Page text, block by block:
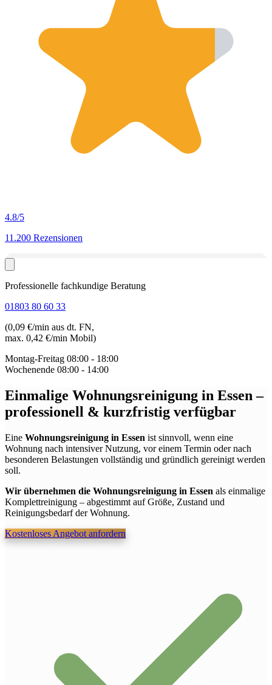
4.8/5
11.200 Rezensionen
Professionelle fachkundige Beratung
01803 80 60 33
(0,09 €/min aus dt. FN,
max. 0,42 €/min Mobil)
Montag-Freitag 08:00 - 18:00
Wochenende 08:00 - 14:00
Einmalige Wohnungsreinigung in Essen–
professionell & kurzfristig verfügbar
Eine Wohnungsreinigung in Essen ist sinnvoll, wenn eine
Wohnung nach intensiver Nutzung, vor einem Termin oder nach
besonderen Belastungen vollständig und gründlich gereinigt werden
soll.
Wir übernehmen die Wohnungsreinigung in Essen als einmalige
Komplettreinigung – abgestimmt auf Größe, Zustand und
Reinigungsbedarf der Wohnung.
Kostenloses Angebot anfordern